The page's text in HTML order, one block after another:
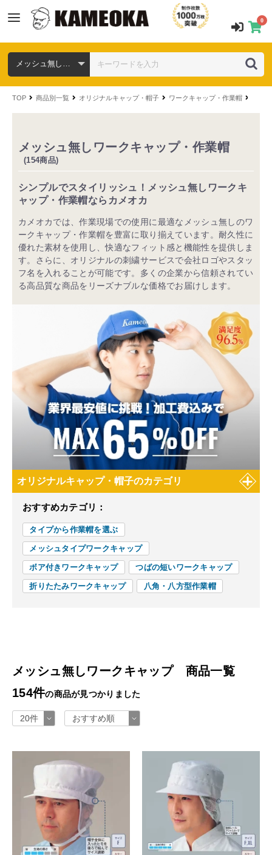
0
TOP 商品別一覧 オリジナルキャップ・帽子 ワークキャップ・作業帽
メッシュ無しワークキャップ・作業帽
(154商品)
シンプルでスタイリッシュ！メッシュ無しワークキ
ャップ・作業帽ならカメオカ
カメオカでは、作業現場での使用に最適なメッシュ無しのワ
ークキャップ・作業帽を豊富に取り揃えています。耐久性に
優れた素材を使用し、快適なフィット感と機能性を提供しま
す。さらに、オリジナルの刺繍サービスで会社ロゴやスタッ
フ名を入れることが可能です。多くの企業から信頼されてい
る高品質な商品をリーズナブルな価格でお届けします。
オリジナルキャップ・帽子のカテゴリ
おすすめカテゴリ：
タイプから作業帽を選ぶ
メッシュタイプワークキャップ
ボア付きワークキャップ つばの短いワークキャップ
折りたたみワークキャップ 八角・八方型作業帽
メッシュ無しワークキャップ 商品一覧
154件の商品が見つかりました